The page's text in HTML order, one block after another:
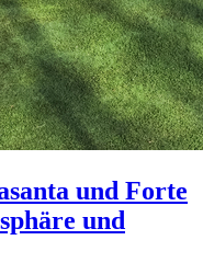
und Forte
und